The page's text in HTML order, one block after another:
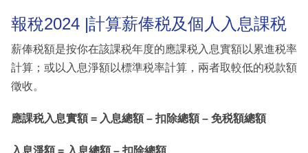
報稅2024 |計算薪俸税及個人入息課税
薪俸税額是按你在該課税年度的應課税入息實額以累進税率
計算；或以入息淨額以標準税率計算，兩者取較低的税款額
徵收。
應課税入息實額 = 入息總額 – 扣除總額 – 免税額總額